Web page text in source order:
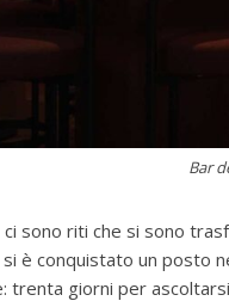
Bar
sono riti che si sono
è conquistato un posto
trenta giorni per